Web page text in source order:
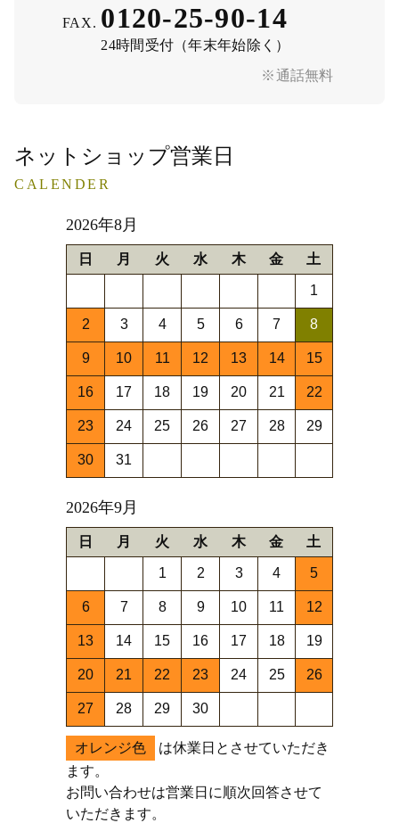
※通話無料
FAX. 0120-25-90-14
24時間受付（年末年始除く）
ネットショップ営業日
CALENDER
2026年8月
日 月 火 水 木 金 土
1
2 3 4 5 6 7 8
9 10 11 12 13 14 15
16 17 18 19 20 21 22
23 24 25 26 27 28 29
30 31
2026年9月
日 月 火 水 木 金 土
1 2 3 4 5
6 7 8 9 10 11 12
13 14 15 16 17 18 19
20 21 22 23 24 25 26
27 28 29 30
オレンジ色
は休業日とさせていただき
ます。
お問い合わせは営業日に順次回答させて
いただきます。